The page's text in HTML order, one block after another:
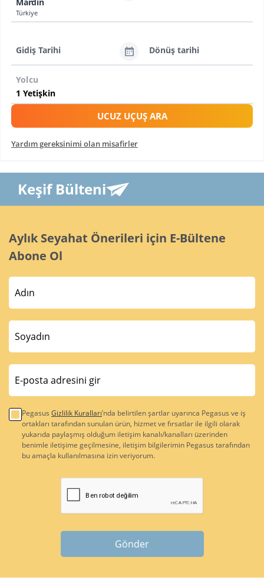
Türkiye
Gidiş Tarihi Dönüş tarihi
Yolcu
UCUZ UÇUŞ ARA
Yardım gereksinimi olan misafirler
Keşif Bülteni
Aylık Seyahat Önerileri için E-Bültene
Abone Ol
Pegasus Gizlilik Kuralları’nda belirtilen şartlar uyarınca Pegasus ve iş
ortakları tarafından sunulan ürün, hizmet ve fırsatlar ile ilgili olarak
yukarıda paylaşmış olduğum iletişim kanalı/kanalları üzerinden
benimle iletişime geçilmesine, iletişim bilgilerimin Pegasus tarafından
bu amaçla kullanılmasına izin veriyorum.
Gönder